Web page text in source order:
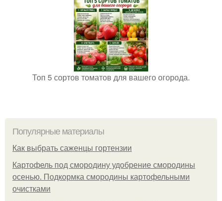
Топ 5 сортов томатов для вашего огорода.
Популярные материалы
Как выбрать саженцы гортензии
Картофель под смородину удобрение смородины
осенью. Подкормка смородины картофельными
очистками